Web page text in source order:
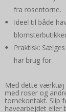
fra rosentorne.
Ideel til både
Praktisk:
har brug for.
Med dette værktøj
med roser og
tornekontakt. Slip
havearbejdet eller